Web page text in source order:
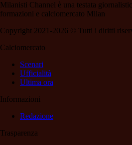
Milanisti Channel è una testata
formazioni e calciomercato Milan
Copyright 2021-2026 © Tutti i diritti
Calciomercato
Scenari
Ufficialità
Ultima ora
Informazioni
Redazione
Trasparenza